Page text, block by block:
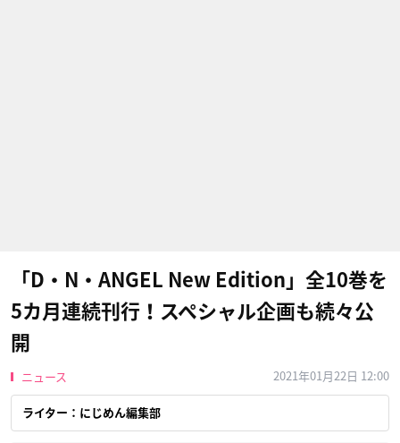
「D・N・ANGEL New Edition」全10巻を
5カ月連続刊行！スペシャル企画も続々公
開
ニュース 2021年01月22日 12:00
ライター：にじめん編集部